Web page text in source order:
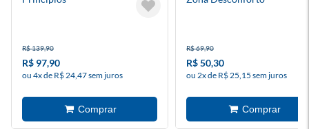
R$ 139,90
R$ 97,90
ou 4x de R$ 24,47 sem juros
R$ 69,90
R$ 50,30
ou 2x de R$ 25,15 sem juros